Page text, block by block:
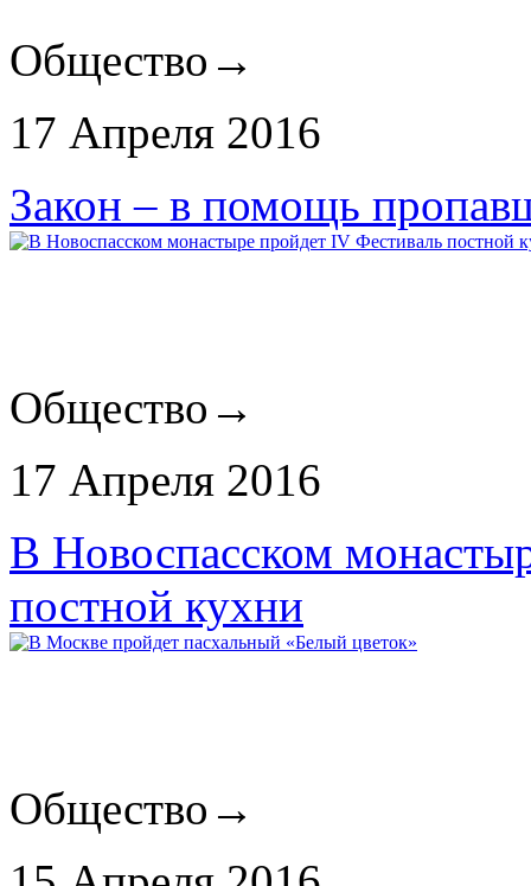
Общество →
17 Апреля 2016
Закон – в помощь
Общество →
17 Апреля 2016
В Новоспасском
постной кухни
Общество →